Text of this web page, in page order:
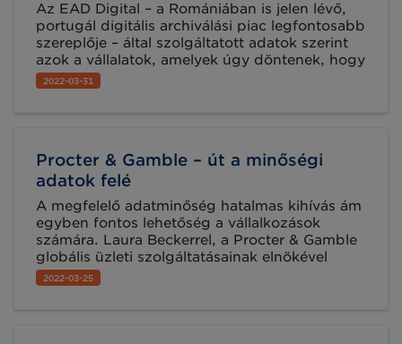
Az EAD Digital – a Romániában is jelen lévő,
portugál digitális archiválási piac legfontosabb
szereplője – által szolgáltatott adatok szerint
azok a vállalatok, amelyek úgy döntenek, hogy
fizikai dokumentumaikat felhőalapú e-
dokumentumokká alakítják át, több mint 20%-
2022-03-31
Procter & Gamble – út a minőségi
adatok felé
A megfelelő adatminőség hatalmas kihívás ám
egyben fontos lehetőség a vállalkozások
számára. Laura Beckerrel, a Procter & Gamble
globális üzleti szolgáltatásainak elnökével
beszélgetett a GS1 képviselője arról, hogyan
kezdték el saját útjukat a kiváló adatminőség
2022-03-25